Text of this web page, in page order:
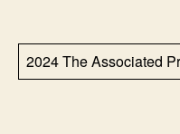
2024 The Associated